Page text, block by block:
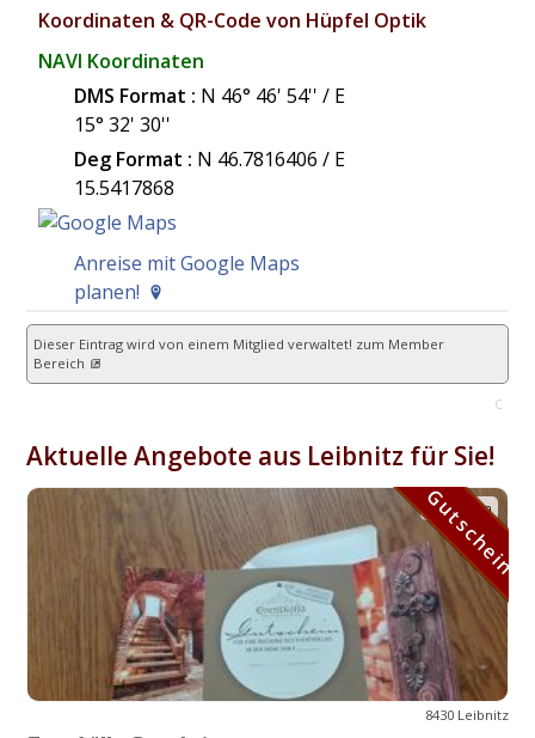
Koordinaten & QR-Code von Hüpfel Optik
NAVI Koordinaten
DMS Format : N 46° 46' 54'' / E
15° 32' 30''
Deg Format : N 46.7816406 / E
15.5417868
Anreise mit Google Maps
planen!
Dieser Eintrag wird von einem Mitglied verwaltet! zum Member
Bereich
C
Aktuelle Angebote aus Leibnitz für Sie!
Gutschein
8430 Leibnitz
Gutschein